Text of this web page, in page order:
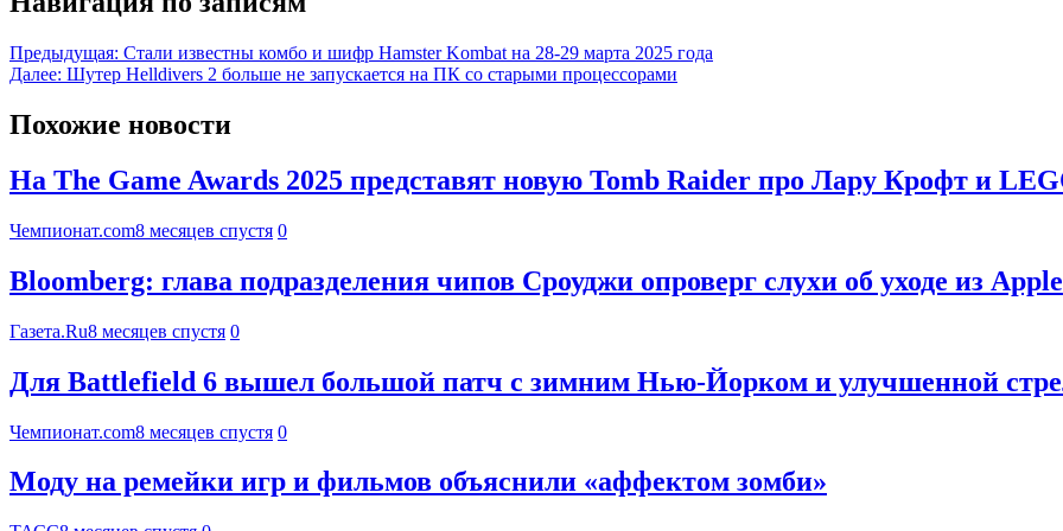
Предыдущая: Стали известны комбо и шифр Hamster Kombat на 28-29 марта 2025 года
Далее: Шутер Helldivers 2 больше не запускается на ПК со старыми процессорами
Похожие новости
На The Game Awards 2025 представят новую Tomb Raider про Лару Крофт и
Чемпионат.com8 месяцев спустя 0
Bloomberg: глава подразделения чипов Сроуджи опроверг слухи об уходе из Apple
Газета.Ru8 месяцев спустя 0
Для Battlefield 6 вышел большой патч с зимним Нью-Йорком и улучшенной
Чемпионат.com8 месяцев спустя 0
Моду на ремейки игр и фильмов объяснили «аффектом зомби»